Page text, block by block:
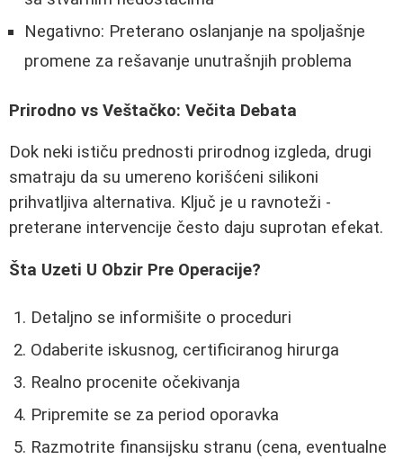
Negativno: Preterano oslanjanje na spoljašnje
promene za rešavanje unutrašnjih problema
Prirodno vs Veštačko: Večita Debata
Dok neki ističu prednosti prirodnog izgleda, drugi
smatraju da su umereno korišćeni silikoni
prihvatljiva alternativa. Ključ je u ravnoteži -
preterane intervencije često daju suprotan efekat.
Šta Uzeti U Obzir Pre Operacije?
Detaljno se informišite o proceduri
Odaberite iskusnog, certificiranog hirurga
Realno procenite očekivanja
Pripremite se za period oporavka
Razmotrite finansijsku stranu (cena, eventualne